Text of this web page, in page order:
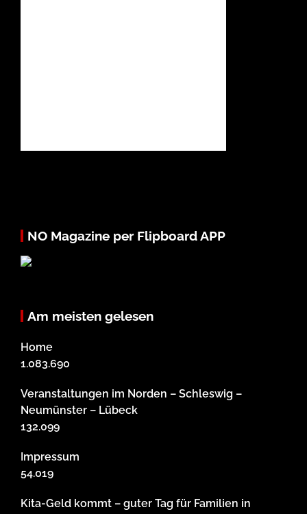
NO Magazine per Flipboard APP
Am meisten gelesen
Home
1.083.690
Veranstaltungen im Norden – Schleswig –
Neumünster – Lübeck
132.099
Impressum
54.019
Kita-Geld kommt – guter Tag für Familien in